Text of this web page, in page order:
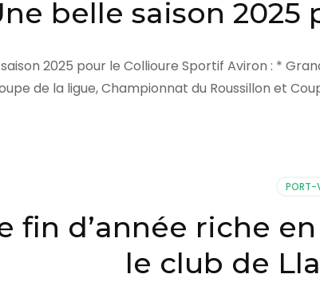
belle saison
2025 pour le Collioure Sportif Aviron : *
de la ligue, Championnat du Roussillon et
PORT-
fin d’année riche
le club de